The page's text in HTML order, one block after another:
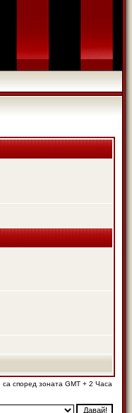
са според зоната GMT + 2 Часа